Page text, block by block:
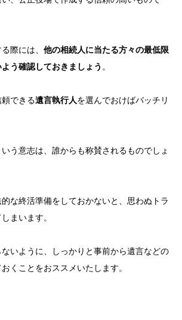
際には、 他の相続人に当たる方々の最低限
う確認しておきましょう 。
できる遺言執行人を選んでおけばバッチリ
う意志は、誰からも称賛されるものでしょ
な終活準備をしておかないと、思わぬトラ
まいます。
いように、しっかりと事前から遺言などの
くことをおススメいたします。